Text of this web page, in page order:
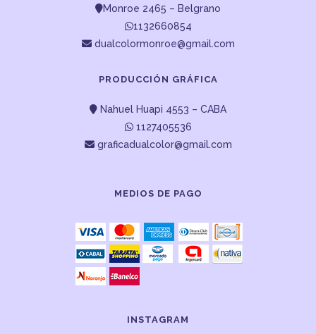
Monroe 2465 – Belgrano
1132660854
dualcolormonroe@gmail.com
PRODUCCIÓN GRÁFICA
Nahuel Huapi 4553 – CABA
1127405536
graficadualcolor@gmail.com
MEDIOS DE PAGO
INSTAGRAM